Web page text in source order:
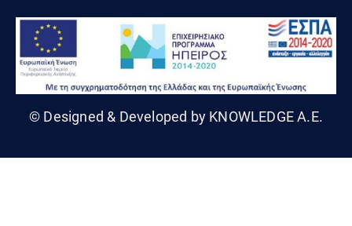
© Designed & Developed by KNOWLEDGE A.E.